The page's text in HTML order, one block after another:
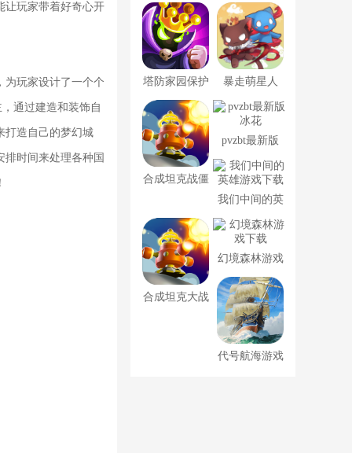
让玩家带着好奇心开
为玩家设计了一个个
通过建造和装饰自
打造自己的梦幻城
时间来处理各种国
塔防家园保护
战
暴走萌星人
合成坦克战僵
pvzbt最新版
冰花
我们中间的英
雄游戏下载
合成坦克大战
幻境森林游戏
下载
代号航海游戏